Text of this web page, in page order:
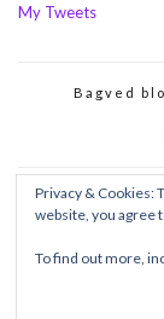
My Tweets
Bagved
Privacy & Cookies:
website, you agree
To find out more,